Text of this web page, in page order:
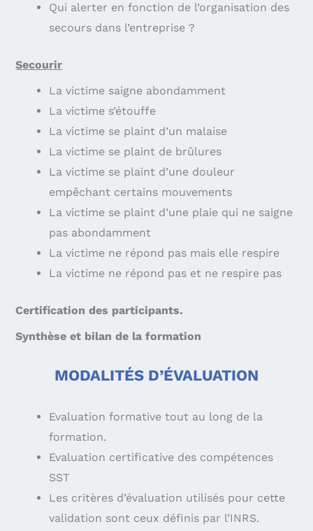
Qui alerter en fonction de l’organisation des
secours dans l’entreprise ?
Secourir
La victime saigne abondamment
La victime s’étouffe
La victime se plaint d’un malaise
La victime se plaint de brûlures
La victime se plaint d’une douleur
empêchant certains mouvements
La victime se plaint d’une plaie qui ne saigne
pas abondamment
La victime ne répond pas mais elle respire
La victime ne répond pas et ne respire pas
Certification des participants.
Synthèse et bilan de la formation
MODALITÉS D’ÉVALUATION
Evaluation formative tout au long de la
formation.
Evaluation certificative des compétences
SST
Les critères d’évaluation utilisés pour cette
validation sont ceux définis par l’INRS.